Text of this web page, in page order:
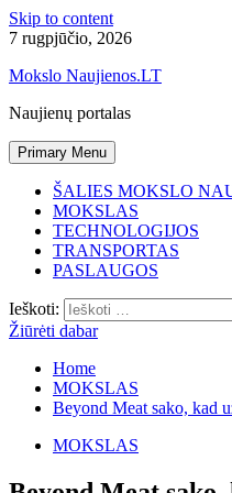
Skip to content
7 rugpjūčio, 2026
Mokslo Naujienos.LT
Naujienų portalas
Primary Menu
ŠALIES MOKSLO
MOKSLAS
TECHNOLOGIJOS
TRANSPORTAS
PASLAUGOS
Ieškoti:
Žiūrėti dabar
Home
MOKSLAS
Beyond Meat sako, kad
MOKSLAS